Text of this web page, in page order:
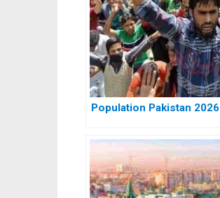
Population Pakistan 2026